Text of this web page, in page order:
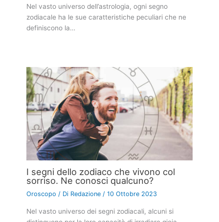
Nel vasto universo dell’astrologia, ogni segno
zodiacale ha le sue caratteristiche peculiari che ne
definiscono la…
I segni dello zodiaco che vivono col
sorriso. Ne conosci qualcuno?
Oroscopo / Di Redazione/10 Ottobre 2023
Nel vasto universo dei segni zodiacali, alcuni si